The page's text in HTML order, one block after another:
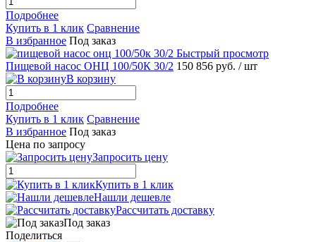
Подробнее
Купить в 1 клик Сравнение
В избранное Под заказ
Быстрый просмотр
Пищевой насос ОНЦ 100/50К 30/2 150 856 руб. / шт
В корзину
Подробнее
Купить в 1 клик Сравнение
В избранное Под заказ
Цена по запросу
Запросить цену
Купить в 1 клик
Нашли дешевле
Рассчитать доставку
Под заказ
Поделиться